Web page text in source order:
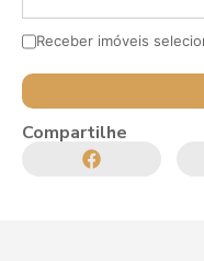
Receber imóveis
Compartilhe